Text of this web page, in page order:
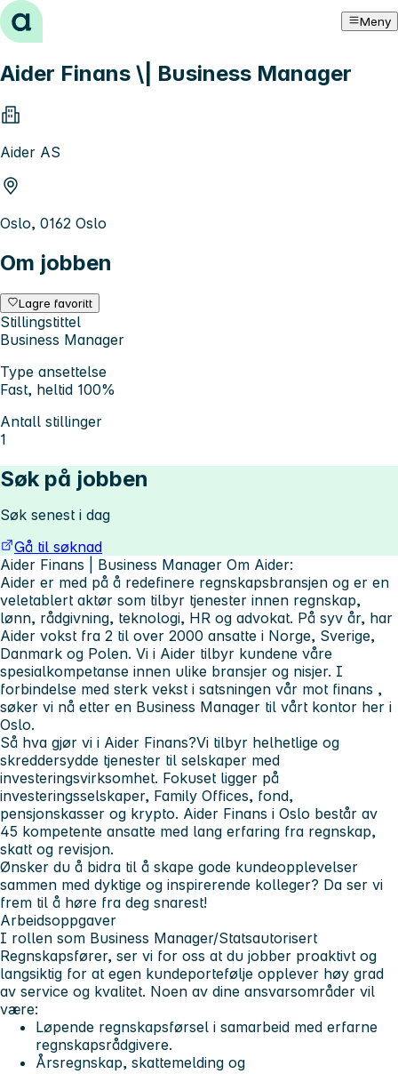
Hopp til innhold Meny
Aider Finans \| Business Manager
Aider AS
Oslo, 0162 Oslo
Om jobben
Lagre favoritt
Stillingstittel
Business Manager
Type ansettelse
Fast, heltid 100%
Antall stillinger
1
Søk på jobben
Søk senest i dag
Gå til søknad
Aider Finans | Business Manager Om Aider:
Aider er med på å redefinere regnskapsbransjen og er en
veletablert aktør som tilbyr tjenester innen regnskap,
lønn, rådgivning, teknologi, HR og advokat. På syv år, har
Aider vokst fra 2 til over 2000 ansatte i Norge, Sverige,
Danmark og Polen. Vi i Aider tilbyr kundene våre
spesialkompetanse innen ulike bransjer og nisjer. I
forbindelse med sterk vekst i satsningen vår mot finans ,
søker vi nå etter en Business Manager til vårt kontor her i
Oslo.
Så hva gjør vi i Aider Finans?Vi tilbyr helhetlige og
skreddersydde tjenester til selskaper med
investeringsvirksomhet. Fokuset ligger på
investeringsselskaper, Family Offices, fond,
pensjonskasser og krypto. Aider Finans i Oslo består av
45 kompetente ansatte med lang erfaring fra regnskap,
skatt og revisjon.
Ønsker du å bidra til å skape gode kundeopplevelser
sammen med dyktige og inspirerende kolleger? Da ser vi
frem til å høre fra deg snarest!
Arbeidsoppgaver
I rollen som Business Manager/Statsautorisert
Regnskapsfører, ser vi for oss at du jobber proaktivt og
langsiktig for at egen kundeportefølje opplever høy grad
av service og kvalitet. Noen av dine ansvarsområder vil
være:
Løpende regnskapsførsel i samarbeid med erfarne
regnskapsrådgivere.
Årsregnskap, skattemelding og